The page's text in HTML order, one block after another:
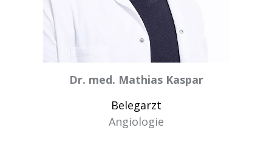
Dr. med. Mathias Kaspar
Belegarzt
Angiologie